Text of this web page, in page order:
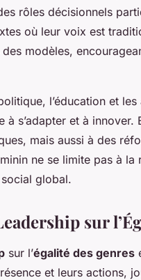
rôles décisionnels
où leur voix est
modèles,
l’éducation et
s’adapter et à innover.
mais aussi à des
ne se limite pas à
global.
sur
sur l’égalité des genres
et leurs actions,